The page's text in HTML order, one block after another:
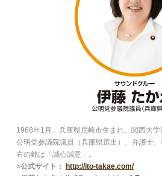
1968年1月、兵庫県尼崎市生まれ。関西大学
公明党参議院議員（兵庫県選出）、弁護士
右の銘は「誠心誠意」。
○公式サイト：
http://ito-takae.com/